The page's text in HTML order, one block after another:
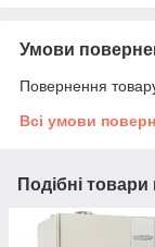
Умови
Повернення
Всі умови
Подібні товари